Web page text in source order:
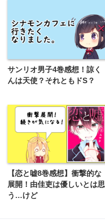
サンリオ男子4巻感想！諒く
んは天使？それともドS？
【恋と嘘8巻感想】衝撃的な
展開！由佳吏は優しいとは思
う…けど